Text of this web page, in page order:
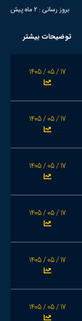
بروز رسانی : 2 ماه پیش
توضیحات بیشتر
1405 / 05 / 17
1405 / 05 / 17
1405 / 05 / 17
1405 / 05 / 17
1405 / 05 / 17
1405 / 05 / 17